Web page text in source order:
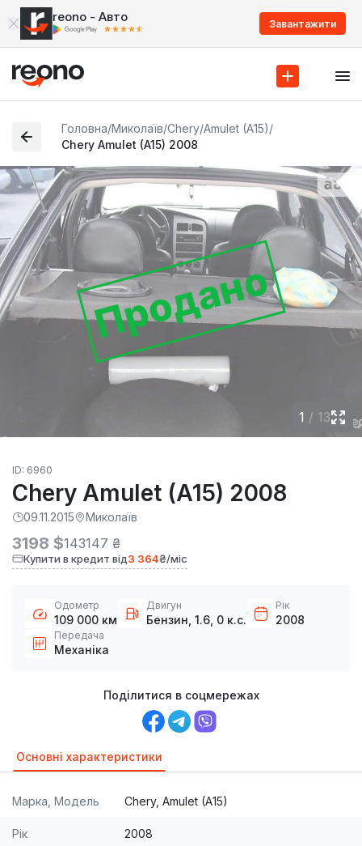
reono - Авто Завантажити
Головна/Миколаїв/Chery/Amulet (A15)/
Chery Amulet (A15) 2008
Продано
1 / 13
ID: 6960
Chery Amulet (A15) 2008
09.11.2015 Миколаїв
3198 $143147 ₴
Купити в кредит від3 364₴/міс
Одометр
109 000 км
Двигун
Бензин, 1.6, 0 к.с.
Рік
2008
Передача
Механіка
Поділитися в соцмережах
Основні характеристики
Марка, Модель Chery, Amulet (A15)
Рік 2008